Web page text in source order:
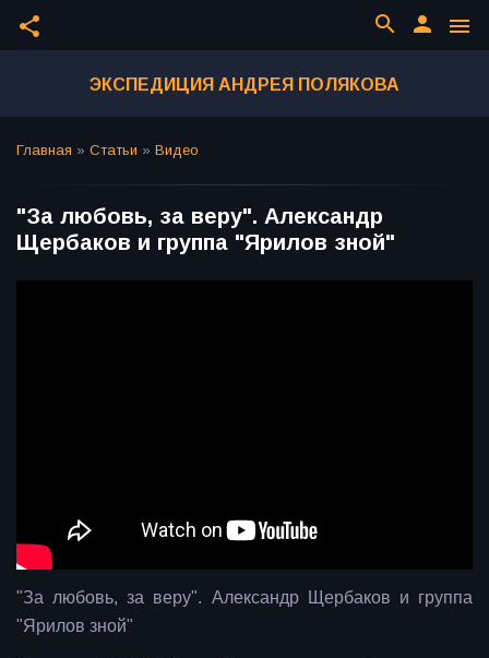
share menu
person
search
ЭКСПЕДИЦИЯ АНДРЕЯ ПОЛЯКОВА
Главная » Статьи » Видео
"За любовь, за веру". Александр
Щербаков и группа "Ярилов зной"
"За любовь, за веру". Александр Щербаков и группа
"Ярилов зной"